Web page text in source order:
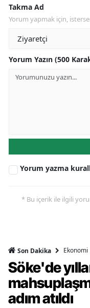
Takma Ad
Yorum yapmak için,
Yorum Yazın (500
Yorum yazma
* Bu içerik ile ilgili
Son Dakika Ekonomi
Söke'de
adım atıldı